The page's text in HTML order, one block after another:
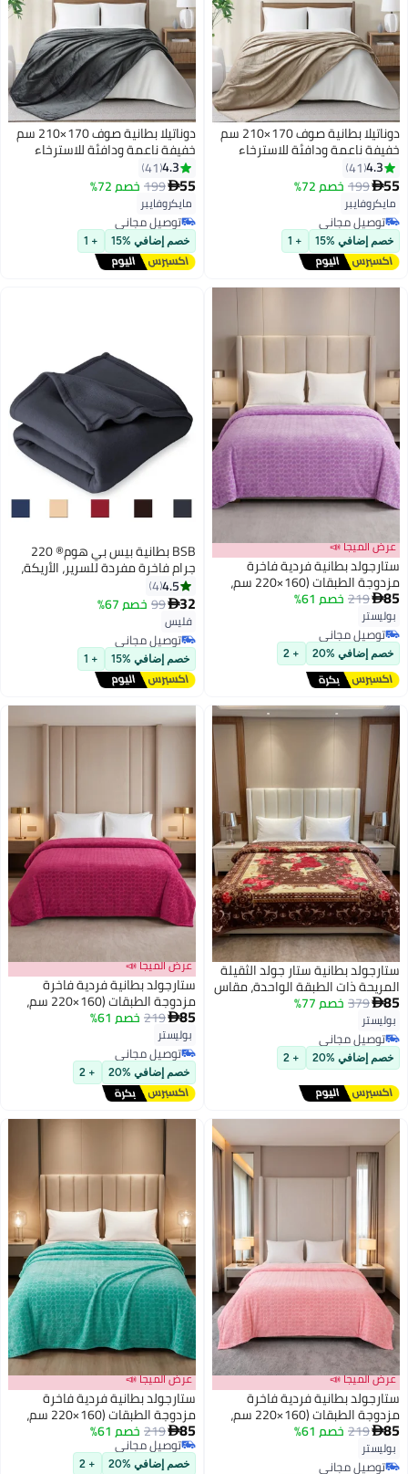
16
دوناتيلا بطانية صوف 170×210 سم
خفيفة ناعمة ودافئة للاسترخاء
تصميم سادة ممشط مايكروفايبر
شيربا مناسبة للسرير والأريكة
4.3
41
55
199 خصم 72%
مايكروفايبر
توصيل مجاني
توصيل مجاني
خصم إضافي %15 + 1
16
دوناتيلا بطانية صوف 170×210 سم
خفيفة ناعمة ودافئة للاسترخاء
تصميم سادة ممشط مايكروفايبر
شيربا مناسبة للسرير والأريكة
4.3
41
55
199 خصم 72%
مايكروفايبر
توصيل مجاني
توصيل مجاني
خصم إضافي %15 + 1
9
عرض الميجا 📣
ستارجولد بطانية فردية فاخرة
مزدوجة الطبقات (160×220 سم،
وزن 2 كجم) فائقة النعومة لراحة
مثالية في الشتاء، مثالية لسرير
فردي، وتتميز بملمس الفلانيل
الدافئ
85
219 خصم 61%
بوليستر
توصيل مجاني
توصيل مجاني
خصم إضافي %20 + 2
BSB بطانية بيس بي هوم® 220
جرام فاخرة مفردة للسرير، الأريكة،
سم | رمادي | بطانية بولو صلبة
4.5
4
32
99 خصم 67%
فليس
توصيل مجاني
توصيل مجاني
خصم إضافي %15 + 1
ستارجولد بطانية ستار جولد الثقيلة
المريحة ذات الطبقة الواحدة، مقاس
160×220 سم، مناسبة للسرير
المفرد، مصنوعة من الصوف
المحفور، SG-BL904
85
379 خصم 77%
بوليستر
توصيل مجاني
توصيل مجاني
خصم إضافي %20 + 2
9
عرض الميجا 📣
ستارجولد بطانية فردية فاخرة
مزدوجة الطبقات (160×220 سم،
وزن 2 كجم) فائقة النعومة لراحة
مثالية في الشتاء، مثالية لسرير
فردي، وتتميز بملمس الفلانيل
الدافئ
85
219 خصم 61%
بوليستر
توصيل مجاني
توصيل مجاني
خصم إضافي %20 + 2
9
عرض الميجا 📣
ستارجولد بطانية فردية فاخرة
مزدوجة الطبقات (160×220 سم،
وزن 2 كجم) فائقة النعومة لراحة
مثالية في الشتاء، مثالية لسرير
فردي، وتتميز بملمس الفلانيل
85
219 خصم 61%
بوليستر
توصيل مجاني
9
عرض الميجا 📣
ستارجولد بطانية فردية فاخرة
مزدوجة الطبقات (160×220 سم،
وزن 2 كجم) فائقة النعومة لراحة
مثالية في الشتاء، مثالية لسرير
فردي، وتتميز بملمس الفلانيل
85
219 خصم 61%
توصيل مجاني
توصيل مجاني
خصم إضافي %20 + 2